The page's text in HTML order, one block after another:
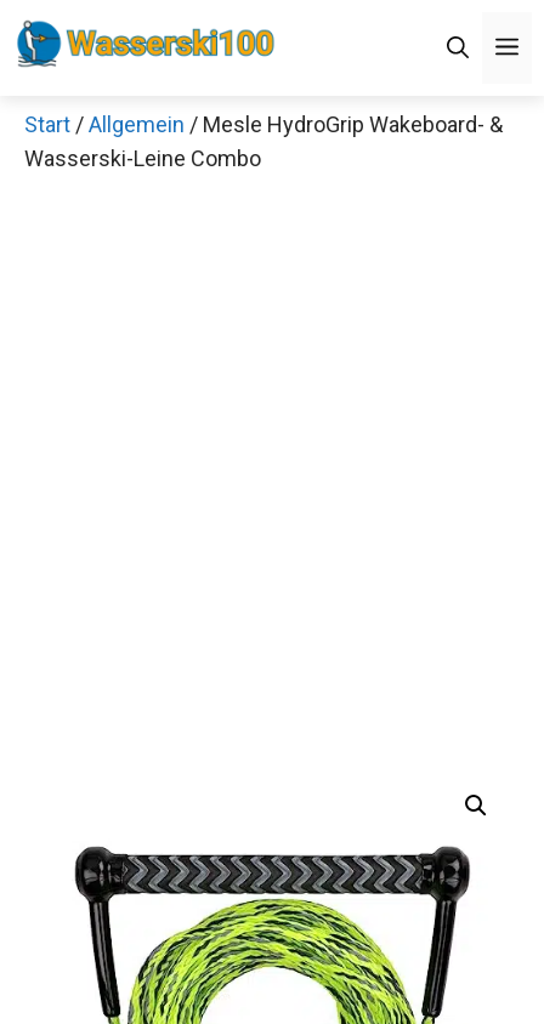
Zum
Inhalt
Start /Allgemein / Mesle HydroGrip Wakeboard- &
Wasserski-Leine Combo